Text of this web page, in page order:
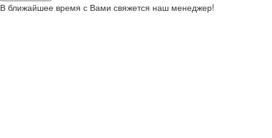
В ближайшее время с Вами свяжется наш менеджер!